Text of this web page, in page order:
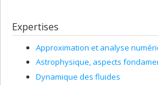
Expertises
Approximation et analyse
Astrophysique, aspects
Dynamique des fluides